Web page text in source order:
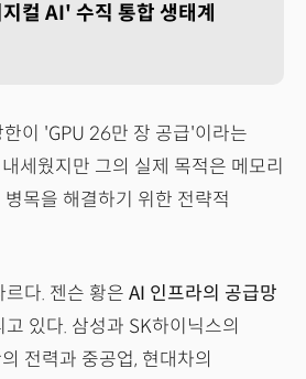
컬 AI' 수직 통합 생태계
이 'GPU 26만 장 공급'이라는
세웠지만 그의 실제 목적은 메모리
목을 해결하기 위한 전략적
다. 젠슨 황은 AI 인프라의 공급망
고 있다. 삼성과 SK하이닉스의
전력과 중공업, 현대차의